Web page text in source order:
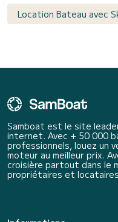
Location Bateau avec
Samboat est le site
internet. Avec + 50 000
professionnels, louez un
moteur au meilleur prix.
croisière partout dans le
propriétaires et